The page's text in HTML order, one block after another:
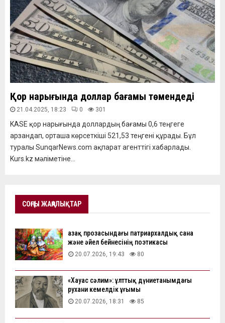
Қор нарығында доллар бағамы төмендеді
21.04.2025, 18:23 0 301
KASE қор нарығында доллардың бағамы 0,6 теңгеге
арзандап, орташа көрсеткіші 521,53 теңгені құрады. Бұл
туралы SunqarNews.com ақпарат агенттігі хабарлады.
Kurs.kz мәліметіне...
СОҢҒЫ ЖАҢАЛЫҚТАР
Қазақ прозасындағы патриархалдық сана
және әйел бейнесінің поэтикасы
20.07.2026, 19:43 80
«Хауас сәлим»: ұлттық дүниетанымдағы
рухани кемелдік ұғымы
20.07.2026, 18:31 85